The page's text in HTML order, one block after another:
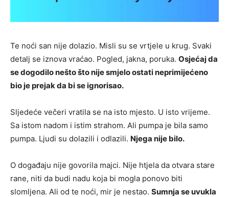
Te noći san nije dolazio. Misli su se vrtjele u krug. Svaki
detalj se iznova vraćao. Pogled, jakna, poruka. Osjećaj da
se dogodilo nešto što nije smjelo ostati neprimijećeno
bio je prejak da bi se ignorisao.
Sljedeće večeri vratila se na isto mjesto. U isto vrijeme.
Sa istom nadom i istim strahom. Ali pumpa je bila samo
pumpa. Ljudi su dolazili i odlazili. Njega nije bilo.
O događaju nije govorila majci. Nije htjela da otvara stare
rane, niti da budi nadu koja bi mogla ponovo biti
slomljena. Ali od te noći, mir je nestao. Sumnja se uvukla